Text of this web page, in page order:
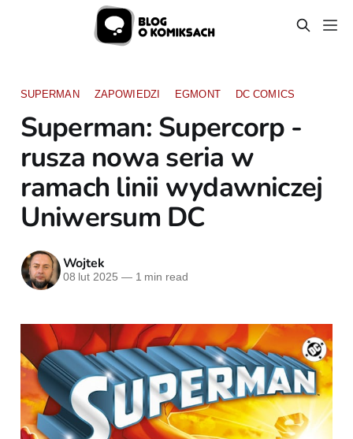
SUPERMAN ZAPOWIEDZI EGMONT DC COMICS
Superman: Supercorp -
rusza nowa seria w
ramach linii wydawniczej
Uniwersum DC
Wojtek
08 lut 2025 —1 min read